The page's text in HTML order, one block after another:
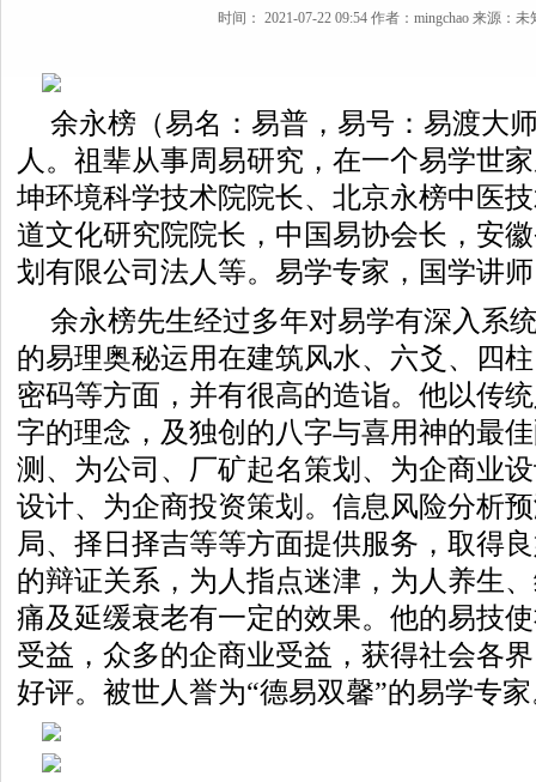
时间： 2021-07-22 09:54 作者：mingchao 来源：
余永榜（易名：易普，易号：易渡大
人。祖辈从事周易研究，在一个易学世
坤环境科学技术院院长、北京永榜中医
道文化研究院院长，中国易协会长，安
划有限公司法人等。易学专家，国学
余永榜先生经过多年对易学有深入系
的易理奥秘运用在建筑风水、六爻、四
密码等方面，并有很高的造诣。他以传
字的理念，及独创的八字与喜用神的最
测、为公司、厂矿起名策划、为企商业
设计、为企商投资策划。信息风险分析
局、择日择吉等等方面提供服务，取得
的辩证关系，为人指点迷津，为人养生
痛及延缓衰老有一定的效果。他的易技
受益，众多的企商业受益，获得社会各
好评。被世人誉为“德易双馨”的易学专